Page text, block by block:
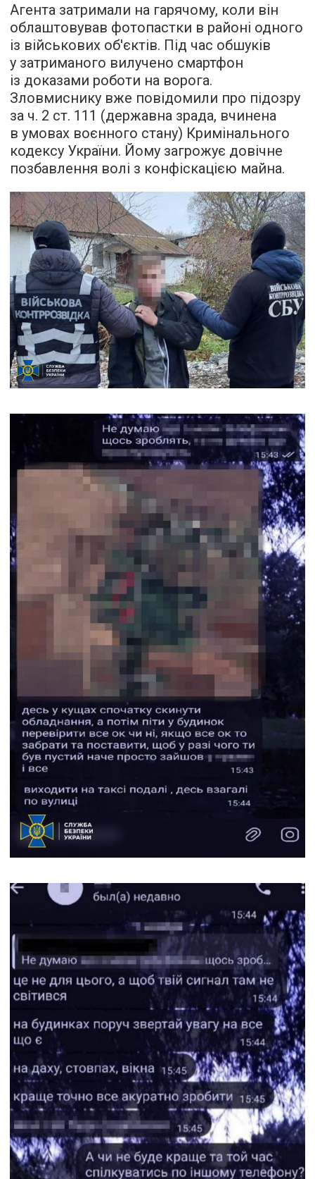
Агента затримали на гарячому, коли він
облаштовував фотопастки в районі одного
із військових об'єктів. Під час обшуків
у затриманого вилучено смартфон
із доказами роботи на ворога.
Зловмиснику вже повідомили про підозру
за ч. 2 ст. 111 (державна зрада, вчинена
в умовах воєнного стану) Кримінального
кодексу України. Йому загрожує довічне
позбавлення волі з конфіскацією майна.